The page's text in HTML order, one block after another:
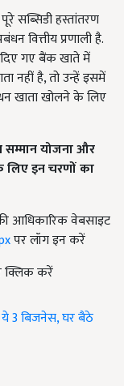
सब्सिडी हस्तांतरण
वित्तीय प्रणाली है.
दिए गए बैंक खाते में
नहीं है, तो उन्हें इसमें
धन खाता खोलने के लिए
सम्मान योजना और
लिए इन चरणों का
की आधिकारिक वेबसाइट
पर लॉग इन करें
क्लिक करें
3 बिजनेस, घर बैठे